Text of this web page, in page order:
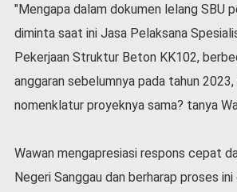
"Mengapa dalam dokumen lelang SBU
diminta saat ini Jasa Pelaksana
Pekerjaan Struktur Beton KK102,
anggaran sebelumnya pada tahun
nomenklatur proyeknya sama? tanya
Wawan mengapresiasi respons cepat
Negeri Sanggau dan berharap proses